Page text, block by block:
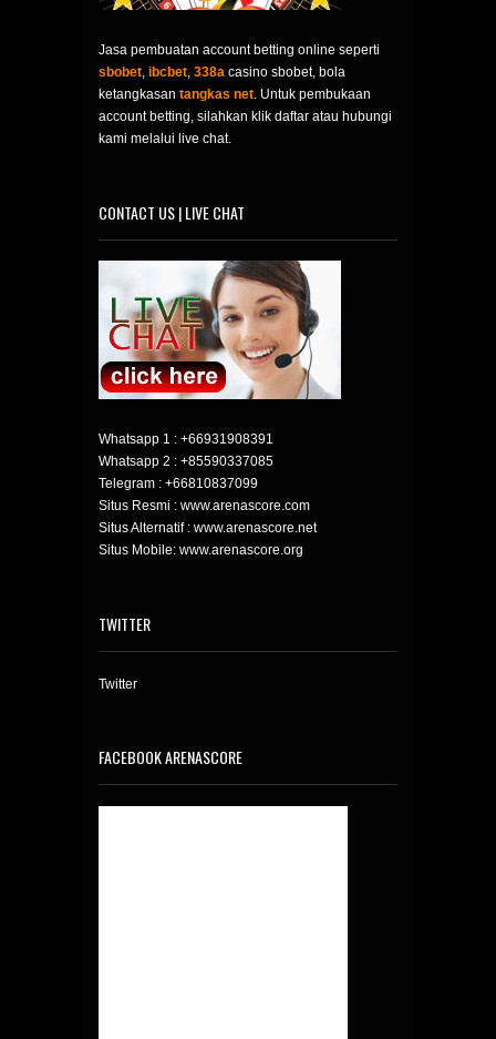
Jasa pembuatan account betting online seperti
sbobet, ibcbet, 338a casino sbobet, bola
ketangkasan tangkas net. Untuk pembukaan
account betting, silahkan klik daftar atau hubungi
kami melalui live chat.
CONTACT US | LIVE CHAT
Whatsapp 1 : +66931908391
Whatsapp 2 : +85590337085
Telegram : +66810837099
Situs Resmi : www.arenascore.com
Situs Alternatif : www.arenascore.net
Situs Mobile: www.arenascore.org
TWITTER
Twitter
FACEBOOK ARENASCORE